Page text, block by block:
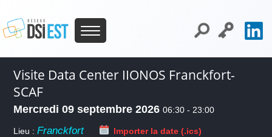
Visite Data Center IIONOS Franckfort-
SCAF
Mercredi 09 septembre 2026 06:30 - 23:00
Lieu : Franckfort Importer la date (.ics)